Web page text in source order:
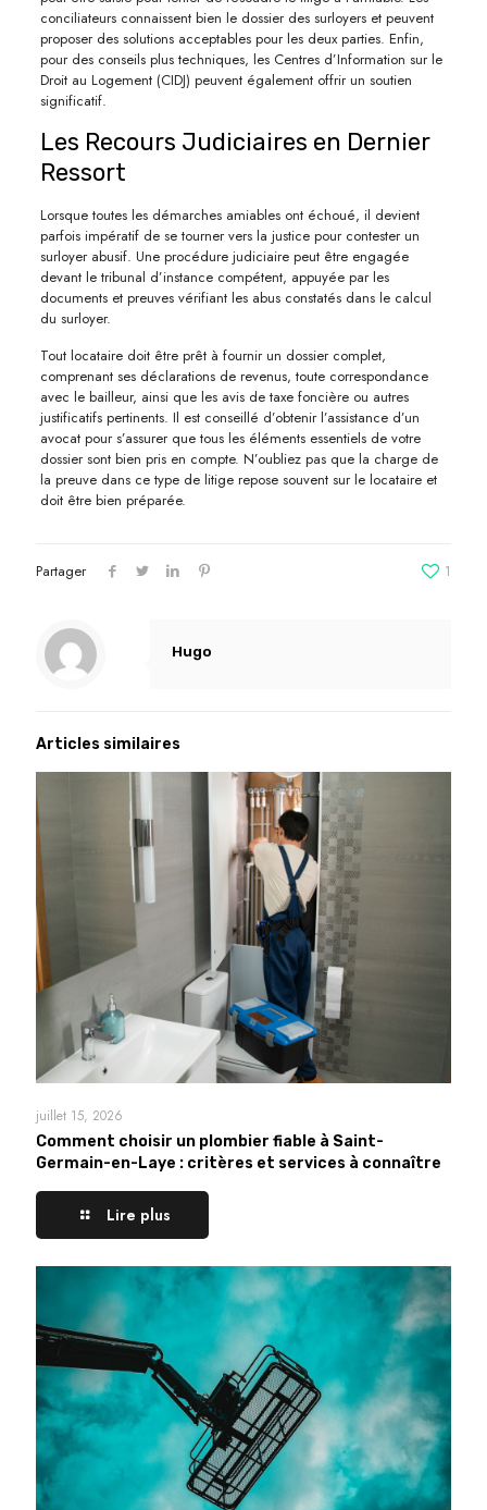
conciliateurs connaissent bien le dossier des surloyers et peuvent
proposer des solutions acceptables pour les deux parties. Enfin,
pour des conseils plus techniques, les Centres d’Information sur le
Droit au Logement (CIDJ) peuvent également offrir un soutien
significatif.
Les Recours Judiciaires en Dernier
Ressort
Lorsque toutes les démarches amiables ont échoué, il devient
parfois impératif de se tourner vers la justice pour contester un
surloyer abusif. Une procédure judiciaire peut être engagée
devant le tribunal d’instance compétent, appuyée par les
documents et preuves vérifiant les abus constatés dans le calcul
du surloyer.
Tout locataire doit être prêt à fournir un dossier complet,
comprenant ses déclarations de revenus, toute correspondance
avec le bailleur, ainsi que les avis de taxe foncière ou autres
justificatifs pertinents. Il est conseillé d’obtenir l’assistance d’un
avocat pour s’assurer que tous les éléments essentiels de votre
dossier sont bien pris en compte. N’oubliez pas que la charge de
la preuve dans ce type de litige repose souvent sur le locataire et
doit être bien préparée.
Partager 1
Hugo
Articles similaires
juillet 15, 2026
Comment choisir un plombier fiable à Saint-
Germain-en-Laye : critères et services à connaître
Lire plus